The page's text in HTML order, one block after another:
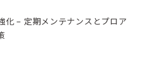
化 – 定期メンテナンスとプロア